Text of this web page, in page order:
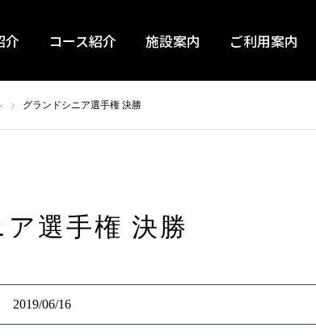
介 コース紹介 施設案内 ご利用案内
グランドシニア選手権 決勝
選手権 決勝
2019/06/16